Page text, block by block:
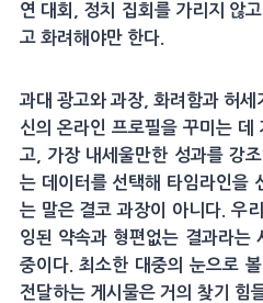
연 대회, 정치 집회를 가리지 않
고 화려해야만 한다.
과대 광고와 과장, 화려함과 허
신의 온라인 프로필을 꾸미는 데
고, 가장 내세울만한 성과를 강
는 데이터를 선택해 타임라인을
는 말은 결코 과장이 아니다. 우
잉된 약속과 형편없는 결과라는
중이다. 최소한 대중의 눈으로
전달하는 게시물은 거의 찾기 힘